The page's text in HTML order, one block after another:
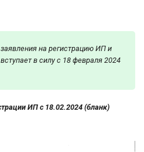
на регистрацию ИП и
в силу с 18 февраля 2024
ИП с 18.02.2024 (бланк)